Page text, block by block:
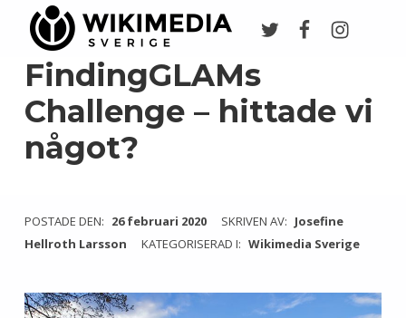
FindingGLAMs
Challenge – hittade vi
något?
POSTADE DEN: 26 februari 2020 SKRIVEN AV: Josefine
Hellroth Larsson
KATEGORISERAD I: Wikimedia Sverige